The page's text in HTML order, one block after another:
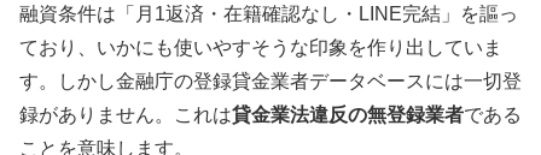
融資条件は「月1返済・在籍確認なし・LINE完結」を謳っ
ており、いかにも使いやすそうな印象を作り出していま
す。しかし金融庁の登録貸金業者データベースには一切登
録がありません。これは貸金業法違反の無登録業者である
ことを意味します。